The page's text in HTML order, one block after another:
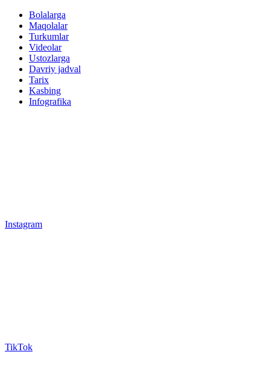
Bolalarga
Maqolalar
Turkumlar
Videolar
Ustozlarga
Davriy jadval
Tarix
Kasbing
Infografika
Instagram
TikTok